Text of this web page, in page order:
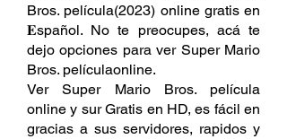
Bros. película(2023) online gratis en
𝐄spañol. No te preocupes, acá te
dejo opciones para ver Super Mario
Bros. películaonline.
Ver Super Mario Bros. película
online y sur Gratis en HD, es fácil en
gracias a sus servidores, rapidos y